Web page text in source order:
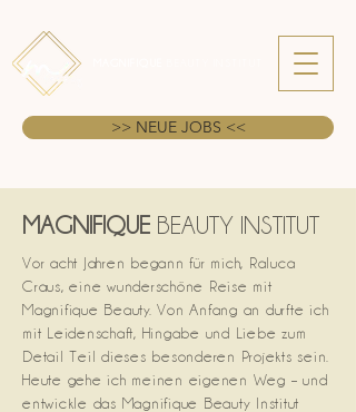
>> NEUE JOBS <<
MAGNIFIQUE BEAUTY INSTITUT
Vor acht Jahren begann für mich, Raluca
Craus, eine wunderschöne Reise mit
Magnifique Beauty. Von Anfang an durfte ich
mit Leidenschaft, Hingabe und Liebe zum
Detail Teil dieses besonderen Projekts sein.
Heute gehe ich meinen eigenen Weg – und
entwickle das Magnifique Beauty Institut